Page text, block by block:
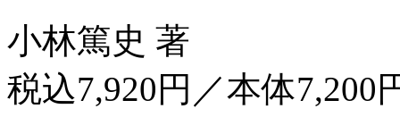
小林篤史 著
税込7,920円／本体7,200